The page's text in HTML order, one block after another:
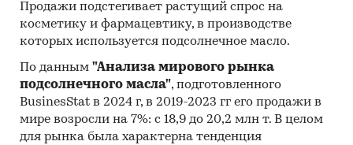
сократить логистические издержки на
поставку сырья.
7. Средняя цена семян подсолнечника в России
в период с января по декабрь 2022 года
составила *** руб./тонну, в Южном
федеральном округе – *** руб./тонну (+***% к
среднероссийской цене), в Краснодарском крае
Продажи подстегивает растущий спрос на
косметику и фармацевтику, в производстве
которых используется подсолнечное масло.
По данным "Анализа мирового рынка
подсолнечного масла", подготовленного
BusinesStat в 2024 г, в 2019-2023 гг его продажи в
мире возросли на 7%: с 18,9 до 20,2 млн т. В целом
для рынка была характерна тенденция